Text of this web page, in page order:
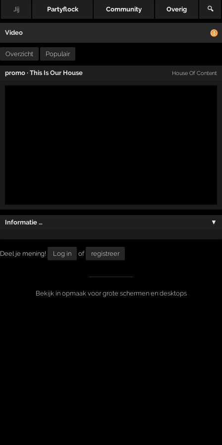
Jij Partyflock Community Overig 🔍
Video
Overzicht Populair
promo ·This Is Our House House Of Content
Informatie … ▼
Deel je mening! Log in of registreer
Bekijk in opmaak voor grote schermen en desktops